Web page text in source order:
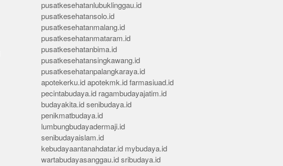
pusatkesehatanlubuklinggau.id
pusatkesehatansolo.id
pusatkesehatanmalang.id
pusatkesehatanmataram.id
pusatkesehatanbima.id
pusatkesehatansingkawang.id
pusatkesehatanpalangkaraya.id
apotekerku.id apotekmk.id farmasiuad.id
pecintabudaya.id ragambudayajatim.id
budayakita.id senibudaya.id
penikmatbudaya.id
lumbungbudayadermaji.id
senibudayaislam.id
kebudayaantanahdatar.id mybudaya.id
wartabudayasanggau.id sribudaya.id